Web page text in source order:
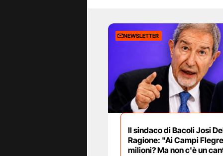
NEWSLETTER
Il sindaco di Bacoli Josi
Ragione: "Ai Campi
milioni? Ma non c'è un